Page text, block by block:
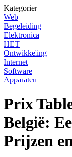
Kategorier
Web
Begeleiding
Elektronica
HET
Ontwikkeling
Internet
Software
Apparaten
Prix
België:
Prijzen